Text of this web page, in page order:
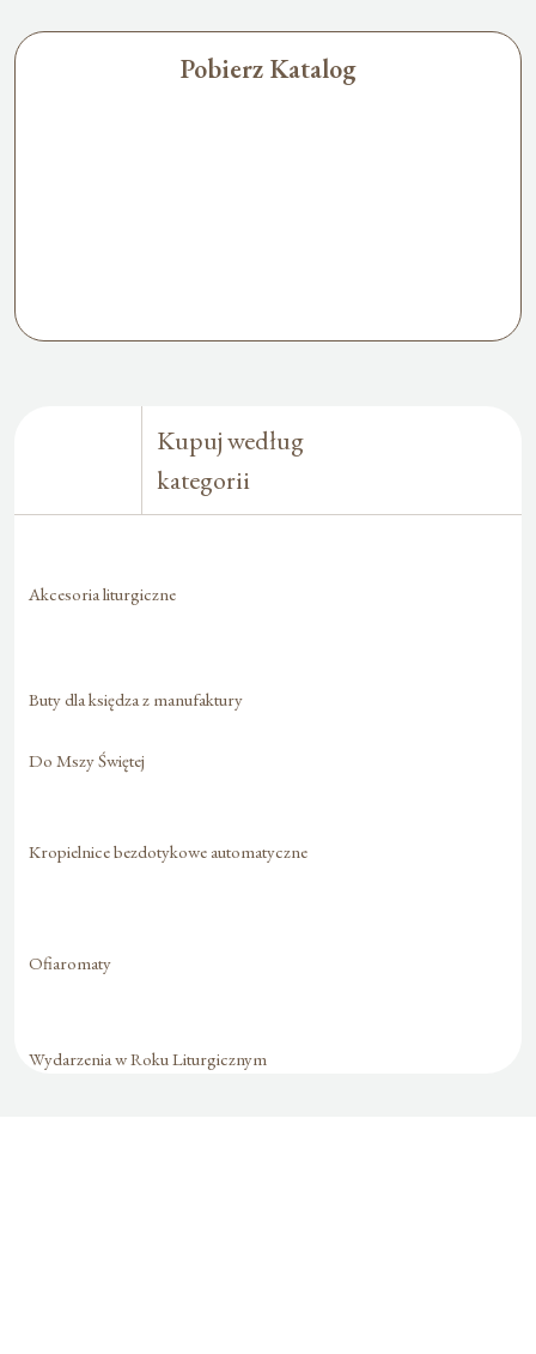
Pobierz Katalog
Kupuj według
kategorii
Akcesoria liturgiczne
Buty dla księdza z manufaktury
Do Mszy Świętej
Kropielnice bezdotykowe automatyczne
Ofiaromaty
Wydarzenia w Roku Liturgicznym